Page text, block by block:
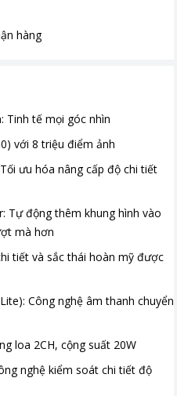
hàng
Tinh tế mọi góc nhìn
với 8 triệu điểm ảnh
ưu hóa nâng cấp độ chi tiết
Tự động thêm khung hình vào
mà hơn
tiết và sắc thái hoàn mỹ được
Công nghệ âm thanh chuyển
loa 2CH, cộng suất 20W
nghệ kiểm soát chi tiết độ